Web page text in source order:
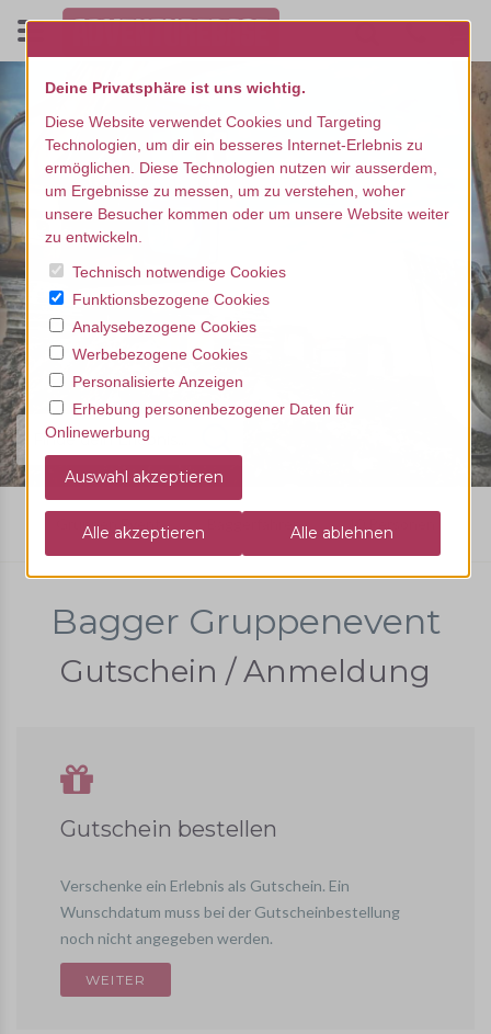
Finde dein Erlebnis...
Gruppen Event Baggerfahren 10 Personen
Bagger Gruppenevent
Gutschein / Anmeldung
Gutschein bestellen
Verschenke ein Erlebnis als Gutschein. Ein
Wunschdatum muss bei der Gutscheinbestellung
noch nicht angegeben werden.
Deine Privatsphäre ist uns wichtig.
Diese Website verwendet Cookies und Targeting
Technologien, um dir ein besseres Internet-Erlebnis zu
ermöglichen. Diese Technologien nutzen wir ausserdem,
um Ergebnisse zu messen, um zu verstehen, woher
unsere Besucher kommen oder um unsere Website weiter
zu entwickeln.
Technisch notwendige Cookies
Funktionsbezogene Cookies
Analysebezogene Cookies
Werbebezogene Cookies
Personalisierte Anzeigen
Erhebung personenbezogener Daten für
Onlinewerbung